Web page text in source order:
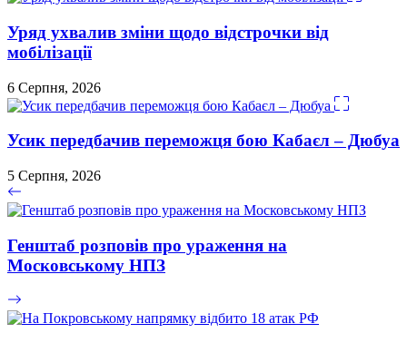
Уряд ухвалив зміни щодо відстрочки від
мобілізації
6 Серпня, 2026
Усик передбачив переможця бою Кабаєл – Дюбуа
5 Серпня, 2026
Генштаб розповів про ураження на
Московському НПЗ